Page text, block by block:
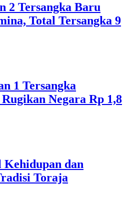
2 Tersangka Baru
Total Tersangka 9
1 Tersangka
Negara Rp 1,8
Kehidupan dan
Toraja